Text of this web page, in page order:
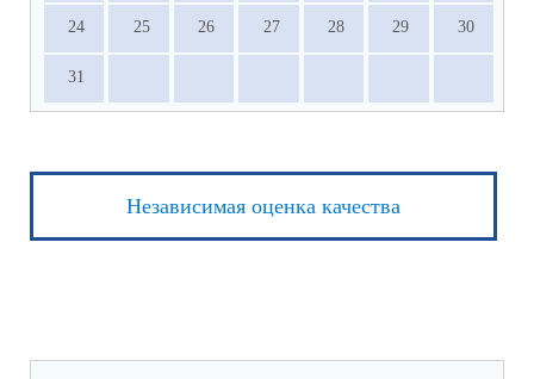
24 25 26 27 28 29 30
31
Независимая оценка качества